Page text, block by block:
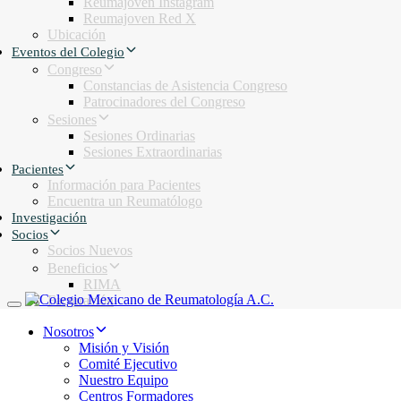
Reumajoven Red X
Ubicación
Eventos del Colegio
Congreso
Constancias de Asistencia Congreso
Patrocinadores del Congreso
Sesiones
Sesiones Ordinarias
Sesiones Extraordinarias
Pacientes
Información para Pacientes
Encuentra un Reumatólogo
Investigación
Socios
Socios Nuevos
Beneficios
RIMA
Facturación
Toggle navigation
Nosotros
Misión y Visión
Comité Ejecutivo
Nuestro Equipo
Centros Formadores